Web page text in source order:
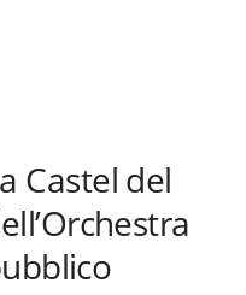
Castel del